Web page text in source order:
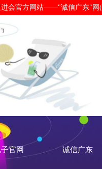
会官方网站——"诚信广东"网
信用体系建设-
官网 诚信广东